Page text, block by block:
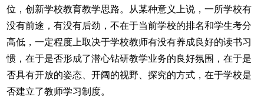
位，创新学校教育教学思路。从某种意义上说，一所学校有
没有前途，有没有后劲，不在于当前学校的排名和学生考分
高低，一定程度上取决于学校教师有没有养成良好的读书习
惯，在于是否形成了潜心钻研教学业务的良好氛围，在于是
否具有开放的姿态、开阔的视野、探究的方式，在于学校是
否建立了教师学习制度。